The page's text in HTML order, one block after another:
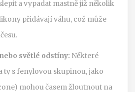
a vypadat mastně již několik
přidávají váhu, což může
světlé odstíny: Některé
ty s fenylovou skupinou, jako
mohou časem žloutnout na